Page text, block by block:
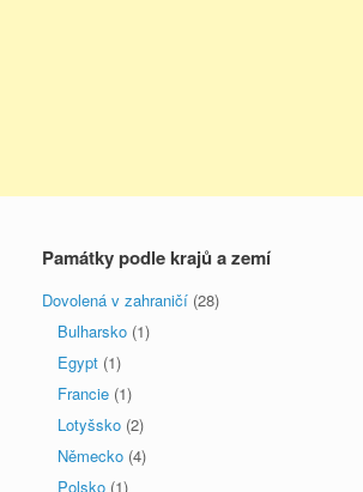
Památky podle krajů a zemí
Dovolená v zahraničí (28)
Bulharsko (1)
Egypt (1)
Francie (1)
Lotyšsko (2)
Německo (4)
Polsko (1)